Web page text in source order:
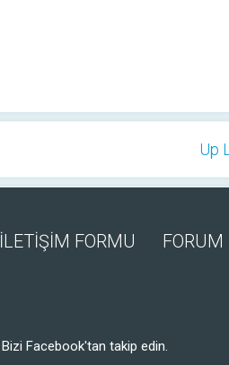
Up
İLETİŞİM FORMU
FORUM
Bizi Facebook'tan takip edin.